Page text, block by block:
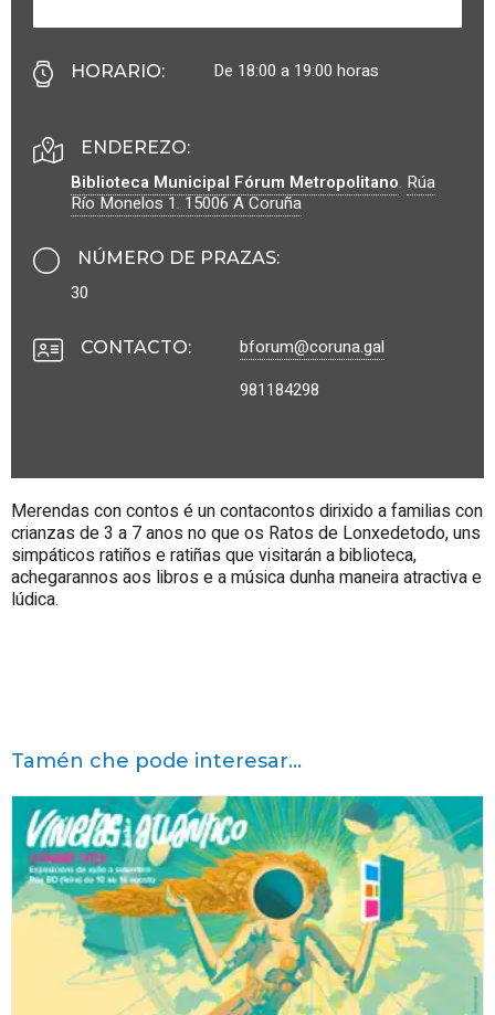
HORARIO: De 18:00 a 19:00 horas
ENDEREZO:
Biblioteca Municipal Fórum Metropolitano. Rúa
Río Monelos 1.15006A Coruña
NÚMERO DE PRAZAS:
30
CONTACTO:
bforum@coruna.gal
981184298
Merendas con contos é un contacontos dirixido a familias con
crianzas de 3 a 7 anos no que os Ratos de Lonxedetodo, uns
simpáticos ratiños e ratiñas que visitarán a biblioteca,
achegarannos aos libros e a música dunha maneira atractiva e
lúdica.
Tamén che pode interesar...